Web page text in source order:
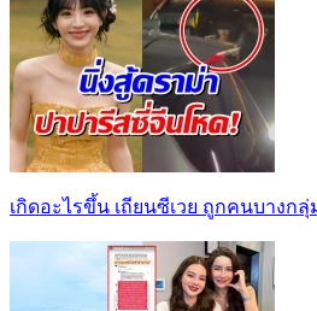
เกิดอะไรขึ้น เถียนซีเวย ถูกคนบางก